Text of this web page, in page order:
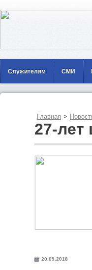
Служителям СМИ
Главная >
27-лет
20.09.2018